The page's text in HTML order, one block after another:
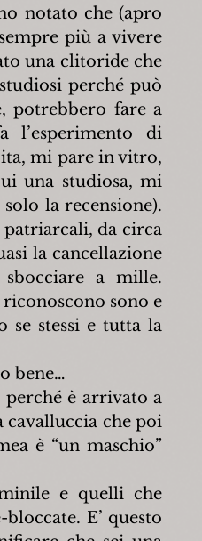
notato che (apro
più a vivere
una clitoride che
perché può
potrebbero fare a
l’esperimento di
mi pare in vitro,
una studiosa, mi
la recensione).
patriarcali, da circa
la cancellazione
a mille.
sono e
se stessi e tutta la
bene…
è arrivato a
cavalluccia che poi
è “un maschio”
e quelli che
E’ questo